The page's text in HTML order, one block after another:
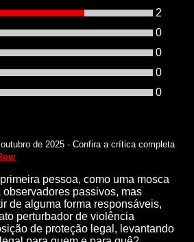
2
0
0
0
0
outubro de 2025 - Confira a crítica completa
pessoa, como uma mosca
observadores passivos, mas
de alguma forma responsáveis,
perturbador de violência
de proteção legal, levantando